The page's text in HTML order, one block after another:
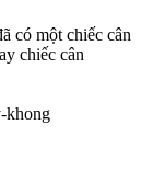
có một chiếc cân
chiếc cân